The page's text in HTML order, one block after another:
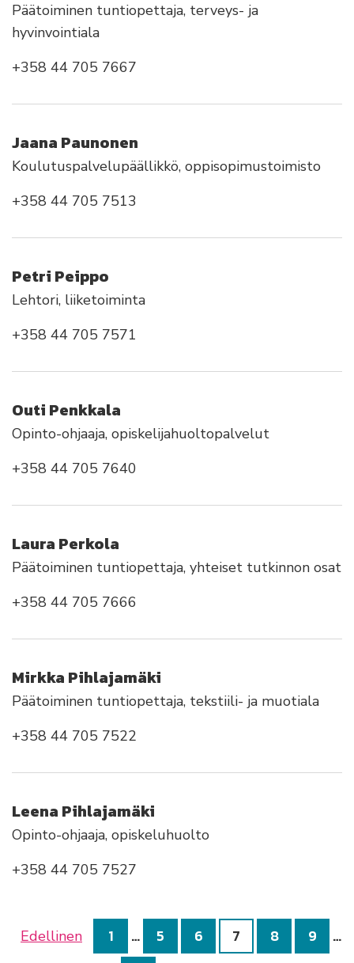
Päätoiminen tuntiopettaja, terveys- ja
hyvinvointiala
+358 44 705 7667
Jaana Paunonen
Koulutuspalvelupäällikkö, oppisopimustoimisto
+358 44 705 7513
Petri Peippo
Lehtori, liiketoiminta
+358 44 705 7571
Outi Penkkala
Opinto-ohjaaja, opiskelijahuoltopalvelut
+358 44 705 7640
Laura Perkola
Päätoiminen tuntiopettaja, yhteiset tutkinnon osat
+358 44 705 7666
Mirkka Pihlajamäki
Päätoiminen tuntiopettaja, tekstiili- ja muotiala
+358 44 705 7522
Leena Pihlajamäki
Opinto-ohjaaja, opiskeluhuolto
+358 44 705 7527
Edellinen 1 … 5 6 7 8 9 …